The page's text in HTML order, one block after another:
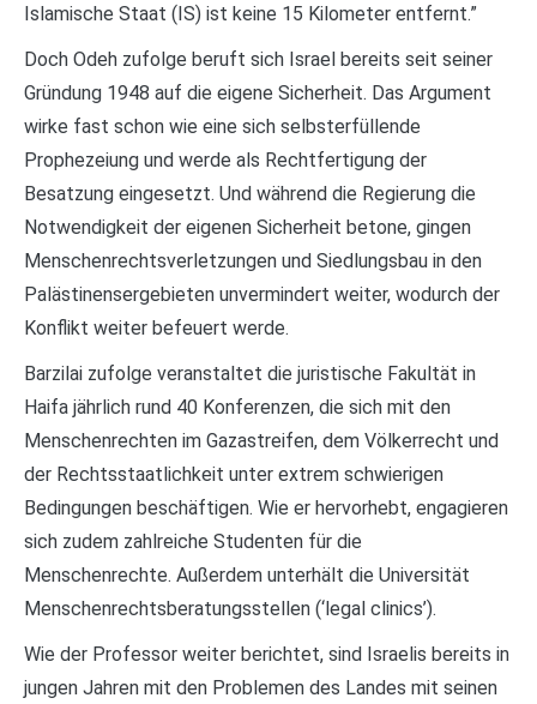
Islamische Staat (IS) ist keine 15 Kilometer entfernt.”
Doch Odeh zufolge beruft sich Israel bereits seit seiner
Gründung 1948 auf die eigene Sicherheit. Das Argument
wirke fast schon wie eine sich selbsterfüllende
Prophezeiung und werde als Rechtfertigung der
Besatzung eingesetzt. Und während die Regierung die
Notwendigkeit der eigenen Sicherheit betone, gingen
Menschenrechtsverletzungen und Siedlungsbau in den
Palästinensergebieten unvermindert weiter, wodurch der
Konflikt weiter befeuert werde.
Barzilai zufolge veranstaltet die juristische Fakultät in
Haifa jährlich rund 40 Konferenzen, die sich mit den
Menschenrechten im Gazastreifen, dem Völkerrecht und
der Rechtsstaatlichkeit unter extrem schwierigen
Bedingungen beschäftigen. Wie er hervorhebt, engagieren
sich zudem zahlreiche Studenten für die
Menschenrechte. Außerdem unterhält die Universität
Menschenrechtsberatungsstellen (‘legal clinics’).
Wie der Professor weiter berichtet, sind Israelis bereits in
jungen Jahren mit den Problemen des Landes mit seinen